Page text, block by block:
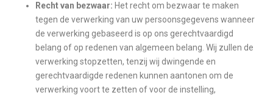
Recht van bezwaar: Het recht om bezwaar te maken
tegen de verwerking van uw persoonsgegevens wanneer
de verwerking gebaseerd is op ons gerechtvaardigd
belang of op redenen van algemeen belang. Wij zullen de
verwerking stopzetten, tenzij wij dwingende en
gerechtvaardigde redenen kunnen aantonen om de
verwerking voort te zetten of voor de instelling,